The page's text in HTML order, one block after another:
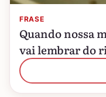
FRASE
Quando nossa
vai lembrar do